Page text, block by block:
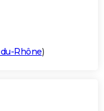
Rhône)